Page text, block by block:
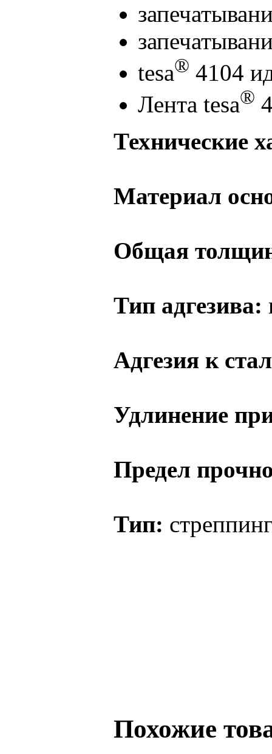
tesa® 4104
Лента tesa®
Технические
Материал
Общая
Тип адгезива:
Адгезия к
Удлинение
Предел
Тип:
Похожие